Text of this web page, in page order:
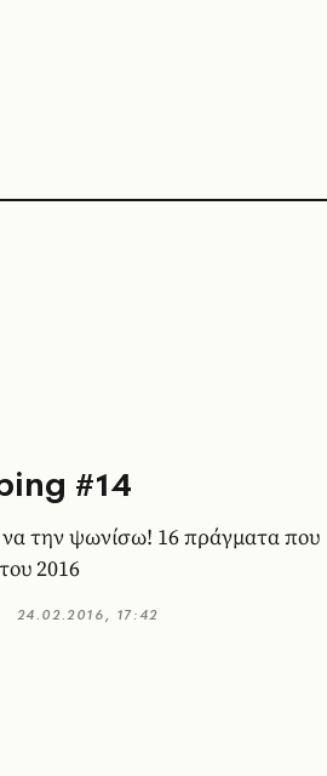
#14
να την ψωνίσω! 16 πράγματα που
2016
24.02.2016, 17:42